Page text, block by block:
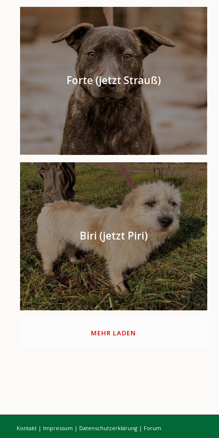
Forte (jetzt Strauß)
Biri (jetzt Piri)
MEHR LADEN
Kontakt| Impressum | Datenschutzerklärung| Forum